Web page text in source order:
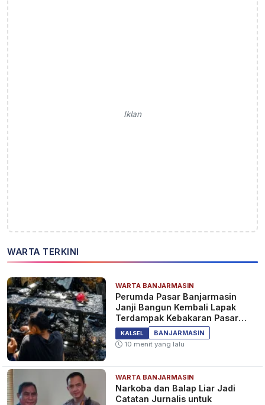
Iklan
WARTA TERKINI
WARTA BANJARMASIN
Perumda Pasar Banjarmasin
Janji Bangun Kembali Lapak
Terdampak Kebakaran Pasar
Teluk Dalam
KALSEL
BANJARMASIN
10 menit yang lalu
WARTA BANJARMASIN
Narkoba dan Balap Liar Jadi
Catatan Jurnalis untuk